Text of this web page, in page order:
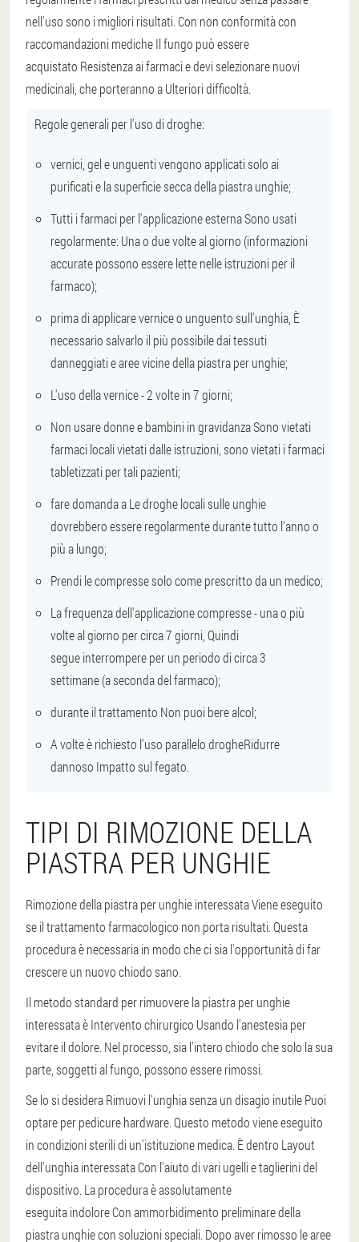
nell'uso sono i migliori risultati.Con non conformità con
raccomandazioni medicheIl fungo può essere
acquistato Resistenza ai farmacie devi selezionare nuovi
medicinali, che porteranno aUlteriori difficoltà.
Regole generali per l'uso di droghe:
vernici, gel e unguenti vengono applicati solo ai
purificatie la superficie secca della piastra unghie;
Tutti i farmaci per l'applicazione esternaSono usati
regolarmente: Una o due volte al giorno (informazioni
accurate possono essere lette nelle istruzioni per il
farmaco);
prima di applicarevernice o unguento sull'unghia, È
necessario salvarlo il più possibile dai tessuti
danneggiatie aree vicine della piastra per unghie;
L'uso della vernice -2 volte in 7 giorni;
Non usare donne e bambini in gravidanzaSono vietati
farmaci locali vietati dalle istruzioni, sono vietati i farmaci
tabletizzati per tali pazienti;
fare domanda aLe droghe locali sulle unghie
dovrebbero essere regolarmente durante tutto l'annoo
più a lungo;
Prendi le compresse solo come prescritto da un medico;
La frequenza dell'applicazionecompresse- una o più
volte al giorno per circa7 giorni , Quindi
segueinterrompere per un periodo di circa 3
settimane(a seconda del farmaco);
durante il trattamento Non puoi bere alcol;
A volte è richiesto l'uso parallelodrogheRidurre
dannoso Impatto sul fegato.
TIPI DI RIMOZIONE DELLA
PIASTRA PER UNGHIE
Rimozione della piastra per unghie interessataViene eseguito
se il trattamento farmacologico non porta risultati. Questa
procedura è necessaria in modo che ci sia l'opportunità di far
crescere un nuovo chiodo sano.
Il metodo standard per rimuovere la piastra per unghie
interessata èIntervento chirurgico Usando l'anestesia per
evitare il dolore. Nel processo, sia l'intero chiodo che solo la sua
parte, soggetti al fungo, possono essere rimossi.
Se lo si desideraRimuovi l'unghia senza un disagio inutilePuoi
optare perpedicure hardware. Questo metodo viene eseguito
in condizioni sterili di un'istituzione medica. È dentro Layout
dell'unghia interessataCon l'aiuto di vari ugelli e taglierini del
dispositivo. La procedura è assolutamente
eseguitaindoloreCon ammorbidimento preliminare della
piastra unghie con soluzioni speciali. Dopo aver rimosso le aree